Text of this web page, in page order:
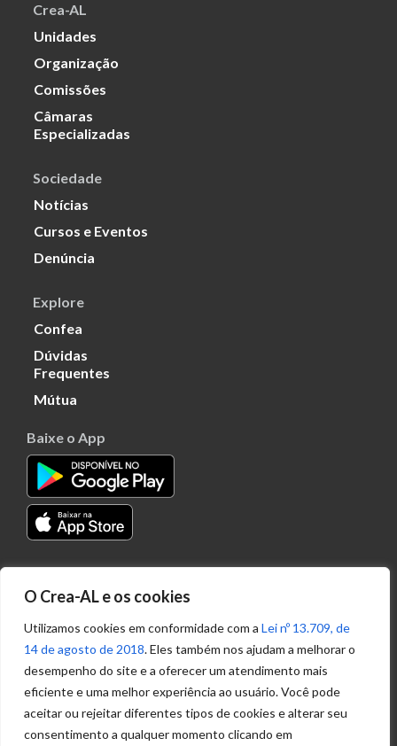
O Crea-AL e os cookies
Utilizamos cookies em conformidade com a Lei nº 13.709, de
14 de agosto de 2018. Eles também nos ajudam a melhorar o
desempenho do site e a oferecer um atendimento mais
eficiente e uma melhor experiência ao usuário. Você pode
aceitar ou rejeitar diferentes tipos de cookies e alterar seu
consentimento a qualquer momento clicando em
Crea-AL
Unidades
Organização
Comissões
Câmaras
Especializadas
Sociedade
Notícias
Cursos e Eventos
Denúncia
Explore
Confea
Dúvidas
Frequentes
Mútua
Baixe o App
Transparência
Portal
Acesso à
Informação
Política de
Privacidade de